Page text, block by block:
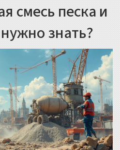
смесь песка и
знать?